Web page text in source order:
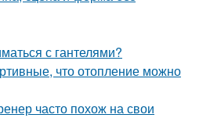
с гантелями?
что отопление можно
часто похож на свои